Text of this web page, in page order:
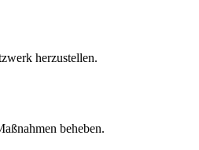
herzustellen.
beheben.